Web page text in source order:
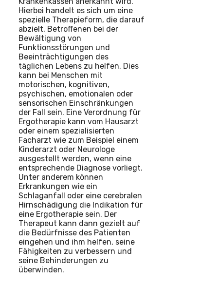
Hierbei handelt es sich um eine
spezielle Therapieform, die darauf
abzielt, Betroffenen bei der
Bewältigung von
Funktionsstörungen und
Beeinträchtigungen des
täglichen Lebens zu helfen. Dies
kann bei Menschen mit
motorischen, kognitiven,
psychischen, emotionalen oder
sensorischen Einschränkungen
der Fall sein. Eine Verordnung für
Ergotherapie kann vom Hausarzt
oder einem spezialisierten
Facharzt wie zum Beispiel einem
Kinderarzt oder Neurologe
ausgestellt werden, wenn eine
entsprechende Diagnose vorliegt.
Unter anderem können
Erkrankungen wie ein
Schlaganfall oder eine cerebralen
Hirnschädigung die Indikation für
eine Ergotherapie sein. Der
Therapeut kann dann gezielt auf
die Bedürfnisse des Patienten
eingehen und ihm helfen, seine
Fähigkeiten zu verbessern und
seine Behinderungen zu
überwinden.